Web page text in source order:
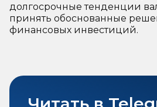
долгосрочные тенденции
принять обоснованные
финансовых инвестиций.